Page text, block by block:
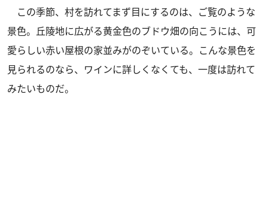
この季節、村を訪れてまず目にするのは、ご覧のような
景色。丘陵地に広がる黄金色のブドウ畑の向こうには、可
愛らしい赤い屋根の家並みがのぞいている。こんな景色を
見られるのなら、ワインに詳しくなくても、一度は訪れて
みたいものだ。